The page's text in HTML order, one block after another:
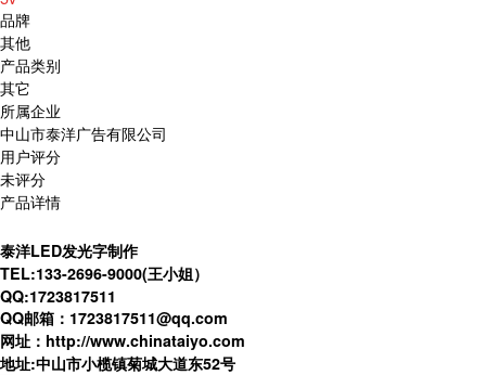
品牌
其他
产品类别
其它
所属企业
中山市泰洋广告有限公司
用户评分
未评分
产品详情
泰洋LED发光字制作
TEL:133-2696-9000(王小姐）
QQ:1723817511
QQ邮箱：1723817511@qq.com
网址：http://www.chinataiyo.com
地址:中山市小榄镇菊城大道东52号